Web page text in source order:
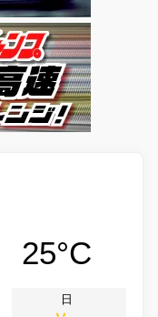
25°C
日